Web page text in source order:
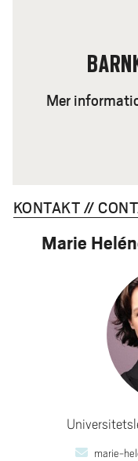
Mer
KONTAKT //
Marie
marie-